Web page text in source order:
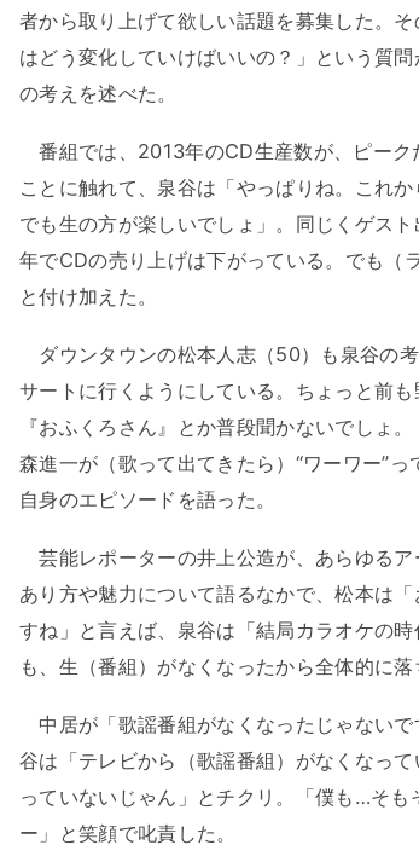
者から取り上げて欲しい話題を募集した。
はどう変化していけばいいの？」という質
の考えを述べた。
番組では、2013年のCD生産数が、ピーク
ことに触れて、泉谷は「やっぱりね。これ
でも生の方が楽しいでしょ」。同じくゲス
年でCDの売り上げは下がっている。でも（
と付け加えた。
ダウンタウンの松本人志（50）も泉谷の
サートに行くようにしている。ちょっと前
『おふくろさん』とか普段聞かないでしょ
森進一が（歌って出てきたら）“ワーワー”
自身のエピソードを語った。
芸能レポーターの井上公造が、あらゆる
あり方や魅力について語るなかで、松本は
すね」と言えば、泉谷は「結局カラオケの
も、生（番組）がなくなったから全体的に
中居が「歌謡番組がなくなったじゃない
谷は「テレビから（歌謡番組）がなくなっ
っていないじゃん」とチクリ。「僕も…そ
ー」と笑顔で叱責した。